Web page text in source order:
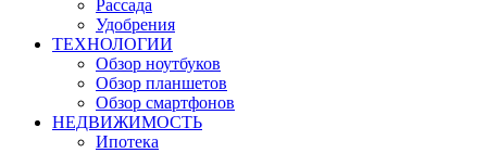
Рассада
Удобрения
ТЕХНОЛОГИИ
Обзор ноутбуков
Обзор планшетов
Обзор смартфонов
НЕДВИЖИМОСТЬ
Ипотека